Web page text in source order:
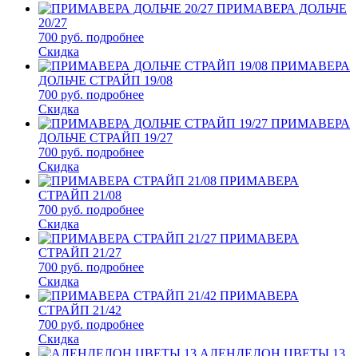
ПРИМАВЕРА ДОЛЬЧЕ
20/27
700 руб. подробнее
Скидка
ПРИМАВЕРА
ДОЛЬЧЕ СТРАЙП 19/08
700 руб. подробнее
Скидка
ПРИМАВЕРА
ДОЛЬЧЕ СТРАЙП 19/27
700 руб. подробнее
Скидка
ПРИМАВЕРА
СТРАЙП 21/08
700 руб. подробнее
Скидка
ПРИМАВЕРА
СТРАЙП 21/27
700 руб. подробнее
Скидка
ПРИМАВЕРА
СТРАЙП 21/42
700 руб. подробнее
Скидка
АЛЕНДЕЛОН ЦВЕТЫ 13